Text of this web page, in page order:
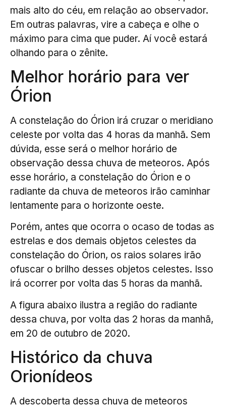
mais alto do céu, em relação ao observador.
Em outras palavras, vire a cabeça e olhe o
máximo para cima que puder. Aí você estará
olhando para o zênite.
Melhor horário para ver
Órion
A constelação do Órion irá cruzar o meridiano
celeste por volta das 4 horas da manhã. Sem
dúvida, esse será o melhor horário de
observação dessa chuva de meteoros. Após
esse horário, a constelação do Órion e o
radiante da chuva de meteoros irão caminhar
lentamente para o horizonte oeste.
Porém, antes que ocorra o ocaso de todas as
estrelas e dos demais objetos celestes da
constelação do Órion, os raios solares irão
ofuscar o brilho desses objetos celestes. Isso
irá ocorrer por volta das 5 horas da manhã.
A figura abaixo ilustra a região do radiante
dessa chuva, por volta das 2 horas da manhã,
em 20 de outubro de 2020.
Histórico da chuva
Orionídeos
A descoberta dessa chuva de meteoros